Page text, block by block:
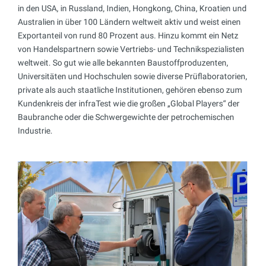
in den USA, in Russland, Indien, Hongkong, China, Kroatien und
Australien in über 100 Ländern weltweit aktiv und weist einen
Exportanteil von rund 80 Prozent aus. Hinzu kommt ein Netz
von Handelspartnern sowie Vertriebs- und Technikspezialisten
weltweit. So gut wie alle bekannten Baustoffproduzenten,
Universitäten und Hochschulen sowie diverse Prüflaboratorien,
private als auch staatliche Institutionen, gehören ebenso zum
Kundenkreis der infraTest wie die großen „Global Players“ der
Baubranche oder die Schwergewichte der petrochemischen
Industrie.